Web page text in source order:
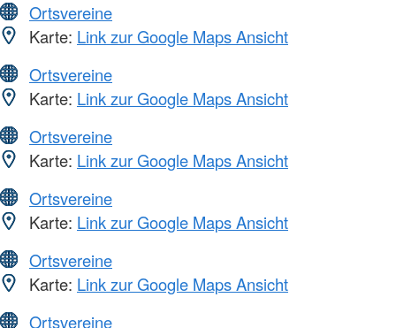
Ortsvereine
Karte: Link zur Google Maps Ansicht
Ortsvereine
Karte: Link zur Google Maps Ansicht
Ortsvereine
Karte: Link zur Google Maps Ansicht
Ortsvereine
Karte: Link zur Google Maps Ansicht
Ortsvereine
Karte: Link zur Google Maps Ansicht
Ortsvereine